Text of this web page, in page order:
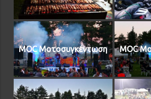
MOC Μοτοσυγκέντωση MOC